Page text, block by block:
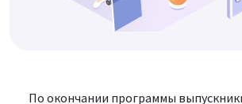
По окончании программы